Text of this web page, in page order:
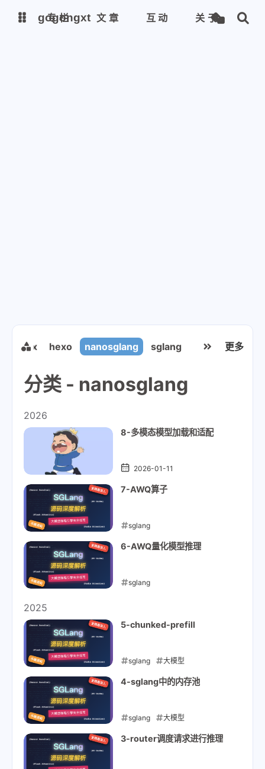
gogongxt
tmux hexo nanosglang sglang kitty alacritty
更多
分类 - nanosglang
2026
8-多模态模型加载和适配
2026-01-11
7-AWQ算子
sglang
2026-01-05
6-AWQ量化模型推理
sglang
2025
5-chunked-prefill
sglang 大模型
2025-12-25
4-sglang中的内存池
sglang 大模型
2025-12-10
3-router调度请求进行推理
gogongxt
专栏 文章 互动 关于